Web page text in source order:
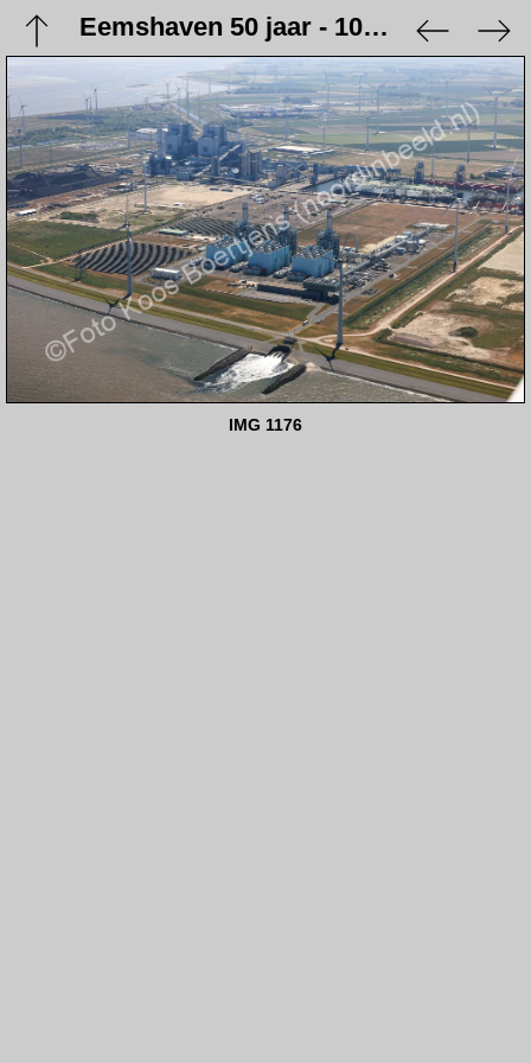
Eemshaven 50 jaar - 10 juni 2023
IMG 1176